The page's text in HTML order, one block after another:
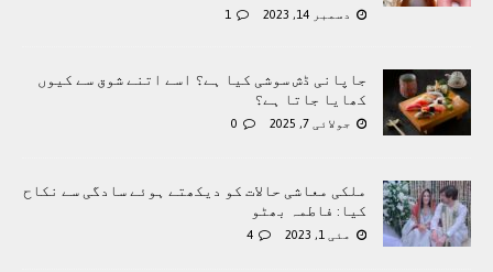
دسمبر 14, 2023 1
جاپانی ڈش سوشی کیا ہے؟ اسے اتنے شوق سے کیوں
کھایا جاتا ہے؟
جولائی 7, 2025 0
ملکی معاشی حالات کو دیکھتے ہوئے سادگی سے نکاح
کیا: فاطمہ بھٹو
مئی 1, 2023 4